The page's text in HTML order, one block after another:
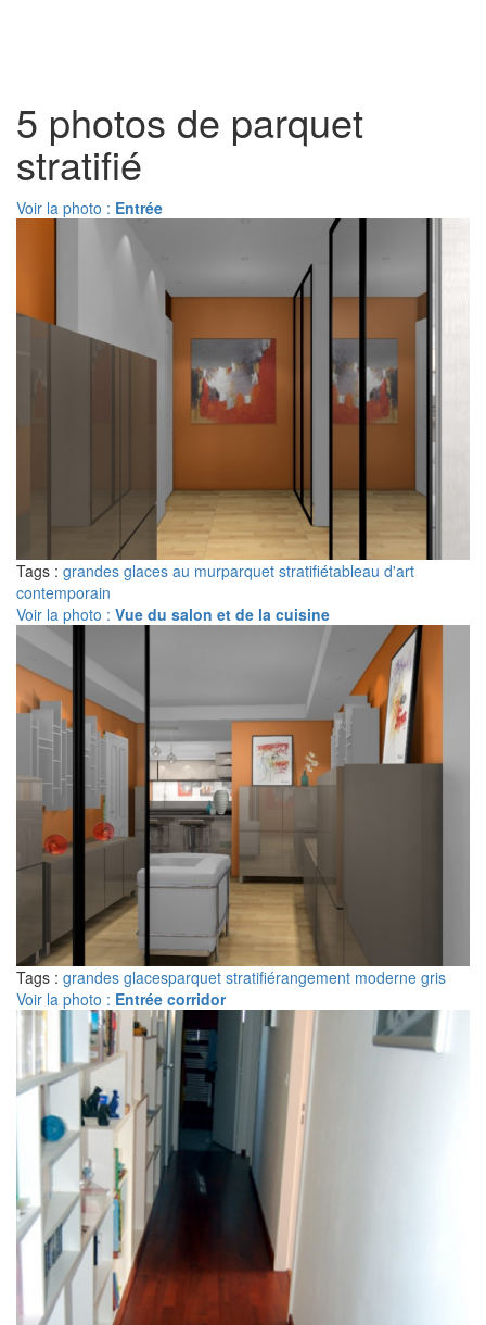
5 photos de parquet
stratifié
Voir la photo : Entrée
Tags : grandes glaces au murparquet stratifiétableau d'art
contemporain
Voir la photo : Vue du salon et de la cuisine
Tags : grandes glacesparquet stratifiérangement moderne gris
Voir la photo : Entrée corridor